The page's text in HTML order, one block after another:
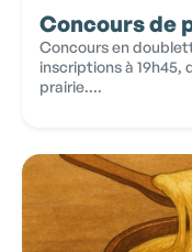
Concours de
Concours en
inscriptions à 19h45,
prairie....